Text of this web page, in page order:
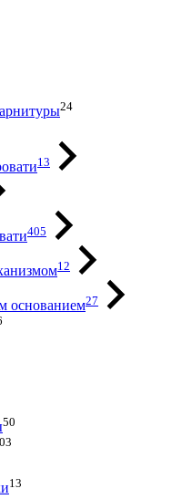
24
13
405
12
основанием27
50
13